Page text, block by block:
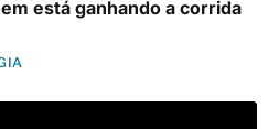
está ganhando a corrida